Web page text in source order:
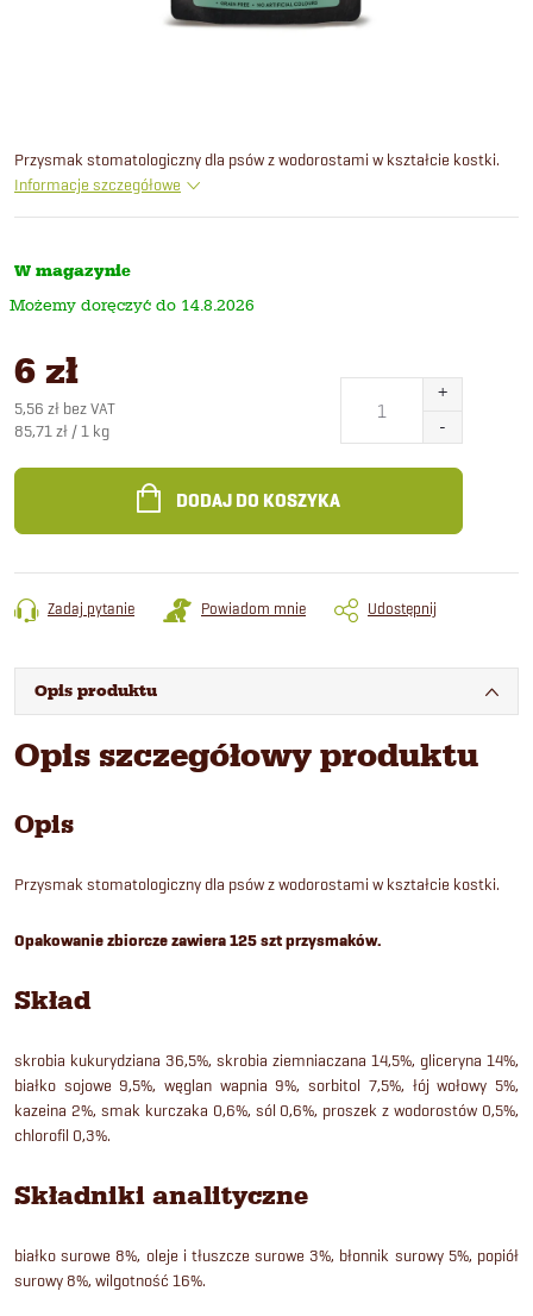
Przysmak stomatologiczny dla psów z wodorostami w kształcie kostki.
Informacje szczegółowe
W magazynie
14.8.2026
6 zł
5,56 zł bez VAT
Cena
85,71 zł / 1 kg
DODAJ DO KOSZYKA
Zadaj pytanie Powiadom mnie Udostępnij
Opis produktu
Opis szczegółowy produktu
Opis
Przysmak stomatologiczny dla psów z wodorostami w kształcie kostki.
Opakowanie zbiorcze zawiera 125 szt przysmaków.
Skład
skrobia kukurydziana 36,5%, skrobia ziemniaczana 14,5%, gliceryna 14%,
białko sojowe 9,5%, węglan wapnia 9%, sorbitol 7,5%, łój wołowy 5%,
kazeina 2%, smak kurczaka 0,6%, sól 0,6%, proszek z wodorostów 0,5%,
chlorofil 0,3%.
Składniki analityczne
białko surowe 8%, oleje i tłuszcze surowe 3%, błonnik surowy 5%, popiół
surowy 8%, wilgotność 16%.